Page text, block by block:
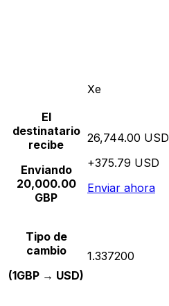
Xe
El
destinatario
recibe
Enviando
20,000.00
GBP
26,744.00 USD
+375.79 USD
Enviar ahora
Tipo de
cambio
(1GBP → USD)
1.337200